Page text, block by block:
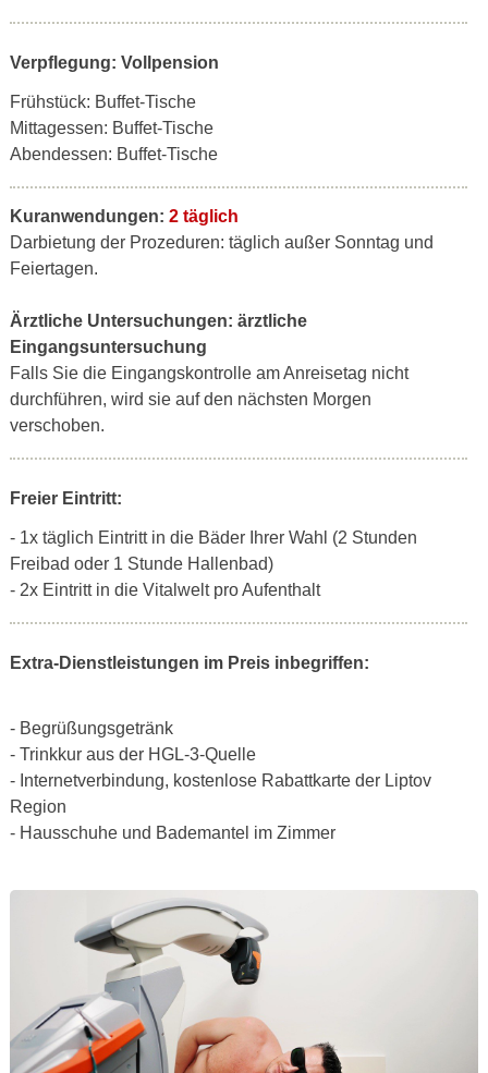
Verpflegung: Vollpension
Frühstück: Buffet-Tische
Mittagessen: Buffet-Tische
Abendessen: Buffet-Tische
Kuranwendungen: 2 täglich
Darbietung der Prozeduren: täglich außer Sonntag und
Feiertagen.
Ärztliche Untersuchungen: ärztliche
Eingangsuntersuchung
Falls Sie die Eingangskontrolle am Anreisetag nicht
durchführen, wird sie auf den nächsten Morgen
verschoben.
Freier Eintritt:
- 1x täglich Eintritt in die Bäder Ihrer Wahl (2 Stunden
Freibad oder 1 Stunde Hallenbad)
- 2x Eintritt in die Vitalwelt pro Aufenthalt
Extra-Dienstleistungen im Preis inbegriffen:
- Begrüßungsgetränk
- Trinkkur aus der HGL-3-Quelle
- Internetverbindung, kostenlose Rabattkarte der Liptov
Region
- Hausschuhe und Bademantel im Zimmer